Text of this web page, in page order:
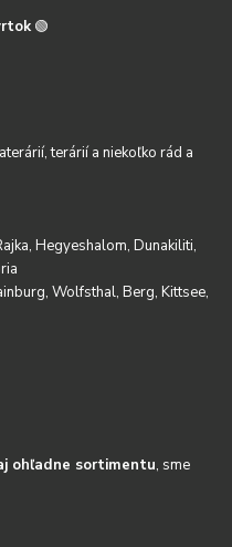
🟢
terárií a niekoľko rád a
Hegyeshalom, Dunakiliti,
Wolfsthal, Berg, Kittsee,
ohľadne sortimentu, sme